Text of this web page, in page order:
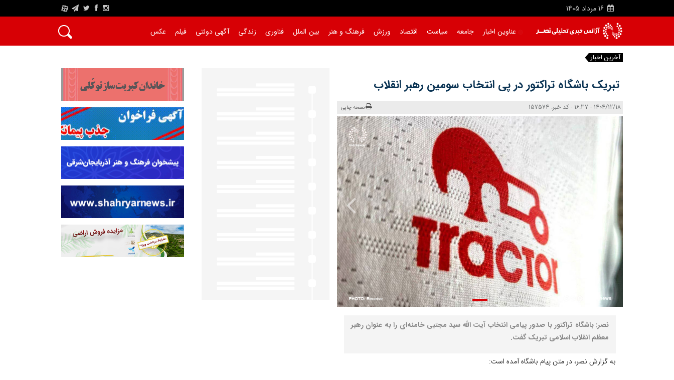
16 مرداد 1405
A
عناوین اخبار جامعه سیاست اقتصاد ورزش فرهنگ و هنر بین الملل فناوری زندگی آگهی دولتی فیلم عکس
آخرین اخبار
تبریک باشگاه تراکتور در پی انتخاب سومین رهبر انقلاب
1404/12/18 - 16:37 - کد خبر: 157574 نسخه چاپی
نصر: باشگاه تراکتور با صدور پیامی انتخاب آیت الله سید مجتبی خامنه‌ای را به عنوان رهبر
معظم انقلاب اسلامی تبریک گفت.
به گزارش نصر، در متن پیام باشگاه آمده است: